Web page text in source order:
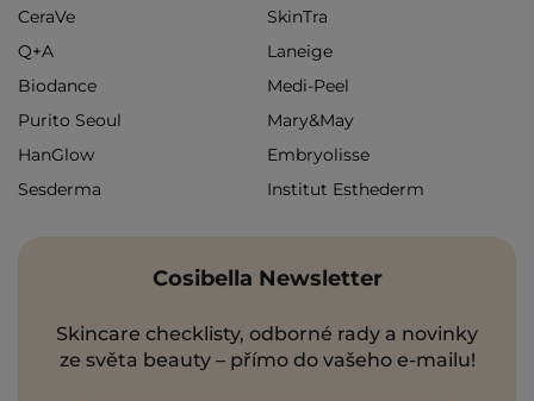
CeraVe
SkinTra
Q+A
Laneige
Biodance
Medi-Peel
Purito Seoul
Mary&May
HanGlow
Embryolisse
Sesderma
Institut Esthederm
Cosibella Newsletter
Skincare checklisty, odborné rady a novinky
ze světa beauty – přímo do vašeho e-mailu!